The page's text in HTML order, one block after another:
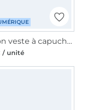
Patron veste à capuche femme pdf Jacarei Erbsünde, en allemand
/ unité